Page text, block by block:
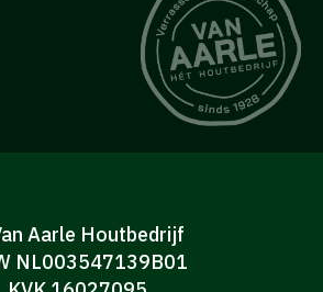
Aarle Houtbedrijf
NL003547139B01